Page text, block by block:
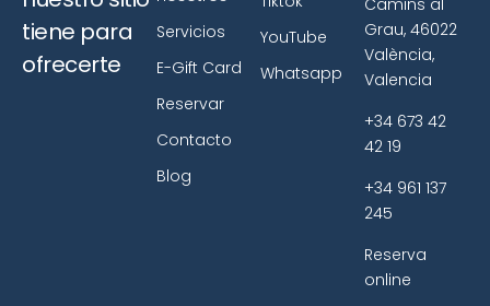
tiene para
ofrecerte
Servicios
E-Gift Card
Reservar
Contacto
Blog
YouTube
Whatsapp
Grau, 46022
València,
Valencia
+34 673 42
42 19
+34 961 137
245
Reserva
online